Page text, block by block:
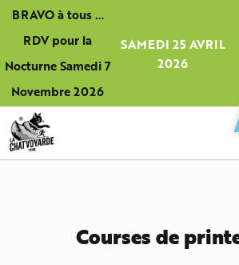
BRAVO à tous …
RDV pour la
Nocturne Samedi 7
Novembre 2026
SAMEDI 25 AVRIL
2026
Courses de
Panneau de gestion des cookies